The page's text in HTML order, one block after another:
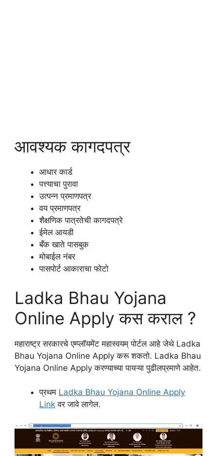
आवश्यक कागदपत्र
आधार कार्ड
पत्त्याचा पुरावा
उत्पन्न प्रमाणपत्र
वय प्रमाणपत्र
शैक्षणिक पात्रतेची कागदपत्रे
ईमेल आयडी
बँक खाते पासबुक
मोबाईल नंबर
पासपोर्ट आकाराचा फोटो
Ladka Bhau Yojana
Online Apply कस कराल ?
महाराष्ट्र सरकारचे एम्प्लॉयमेंट महास्वयम् पोर्टल आहे जेथे Ladka
Bhau Yojana Online Apply करू शकतो. Ladka Bhau
Yojana Online Apply करण्याच्या पायऱ्या पुढीलप्रमाणे आहेत.
प्रथम Ladka Bhau Yojana Online Apply
Link वर जावे लागेल.